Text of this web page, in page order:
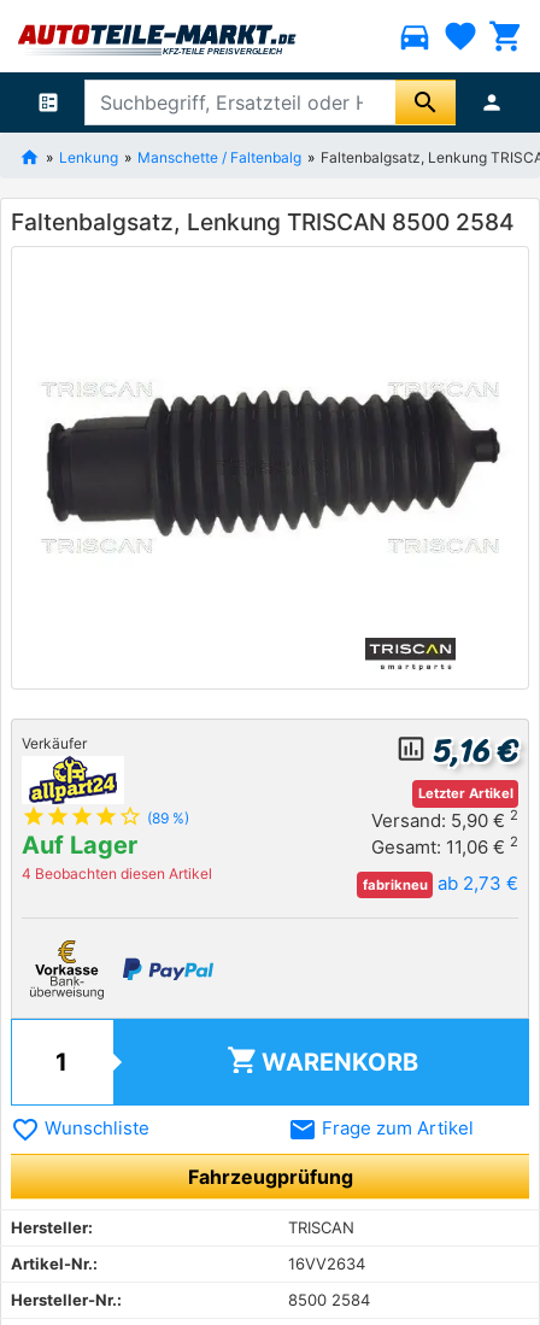
directions_car favorite shopping_cart
ballot search person
Lenkung Manschette / Faltenbalg Faltenbalgsatz, Lenkung
Faltenbalgsatz, Lenkung TRISCAN 8500 2584
Verkäufer
star star star star star_outline (89 %)
Auf Lager
4 Beobachten diesen Artikel
insert_chart_outlined 5,16 €
Letzter Artikel
Versand: 5,90 € 2
Gesamt: 11,06 € 2
fabrikneu ab 2,73 €
shopping_cart WARENKORB
favorite_border Wunschliste email Frage zum Artikel
Fahrzeugprüfung
Hersteller:
TRISCAN
Artikel-Nr.:
16VV2634
Hersteller-Nr.:
8500 2584